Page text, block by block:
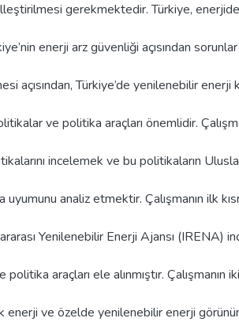
gerekmektedir. Türkiye, enerjide
enerji arz güvenliği açısından sorunlar
açısından, Türkiye’de yenilenebilir enerji
ve politika araçları önemlidir.
incelemek ve bu politikaların
uyumunu analiz etmektir. Çalışmanın ilk
Yenilenebilir Enerji Ajansı (IRENA)
araçları ele alınmıştır. Çalışmanın
enerji ve özelde yenilenebilir enerji